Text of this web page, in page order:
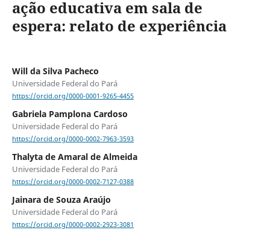
ação educativa em sala de
espera: relato de experiência
Will da Silva Pacheco
Universidade Federal do Pará
https://orcid.org/0000-0001-9265-4455
Gabriela Pamplona Cardoso
Universidade Federal do Pará
https://orcid.org/0000-0002-7963-3593
Thalyta de Amaral de Almeida
Universidade Federal do Pará
https://orcid.org/0000-0002-7127-0388
Jainara de Souza Araújo
Universidade Federal do Pará
https://orcid.org/0000-0002-2923-3081